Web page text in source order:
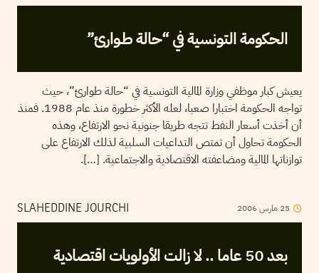
الحكومة التونسية في “حالة طـوارئ”
يعيش كبار موظفي وزارة المالية التونسية في “حالة طوارئ”، حيث
تواجه الحكومة اختبارا صعبا، لعله الأكثر خطورة منذ عام 1988. فمنذ
أن أخذت أسعار النفط تتجه طريقا جنونية نحو الارتفاع، وهذه
الحكومة تحاول أن تمتص التداعيات السلبية لذلك الارتفاع على
توازناتها المالية ومضاعفته الاقتصادية والاجتماعية. […].
SLAHEDDINE JOURCHI 25 مارس2006
بعد 50 عاما .. لا زالت الأولويات اقتصادية